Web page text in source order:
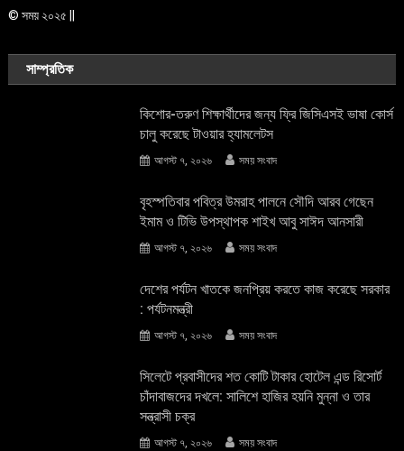
© সময় ২০২৫ ||
সাম্প্রতিক
কিশোর-তরুণ শিক্ষার্থীদের জন্য ফ্রি জিসিএসই ভাষা কোর্স
চালু করেছে টাওয়ার হ্যামলেটস
আগস্ট ৭, ২০২৬ সময় সংবাদ
বৃহস্পতিবার পবিত্র উমরাহ পালনে সৌদি আরব গেছেন
ইমাম ও টিভি উপস্থাপক শাইখ আবু সাঈদ আনসারী
আগস্ট ৭, ২০২৬ সময় সংবাদ
দেশের পর্যটন খাতকে জনপ্রিয় করতে কাজ করেছে সরকার
: পর্যটনমন্ত্রী
আগস্ট ৭, ২০২৬ সময় সংবাদ
সিলেটে প্রবাসীদের শত কোটি টাকার হোটেল এন্ড রিসোর্ট
চাঁদাবাজদের দখলে: সালিশে হাজির হয়নি মুন্না ও তার
সন্ত্রাসী চক্র
আগস্ট ৭, ২০২৬ সময় সংবাদ